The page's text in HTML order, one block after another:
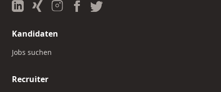
Kandidaten
Jobs suchen
Recruiter